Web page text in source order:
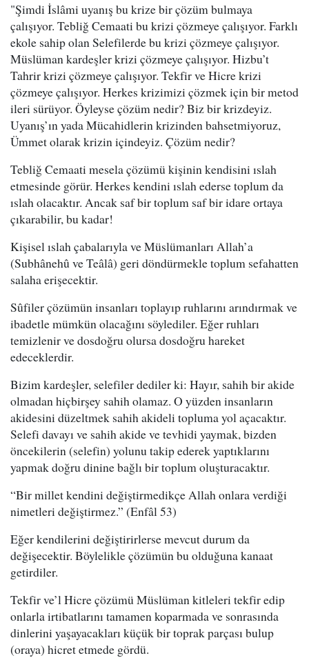
"Şimdi İslâmi uyanış bu krize bir çözüm bulmaya
çalışıyor. Tebliğ Cemaati bu krizi çözmeye çalışıyor. Farklı
ekole sahip olan Selefilerde bu krizi çözmeye çalışıyor.
Müslüman kardeşler krizi çözmeye çalışıyor. Hizbu’t
Tahrir krizi çözmeye çalışıyor. Tekfir ve Hicre krizi
çözmeye çalışıyor. Herkes krizimizi çözmek için bir metod
ileri sürüyor. Öyleyse çözüm nedir? Biz bir krizdeyiz.
Uyanış’ın yada Mücahidlerin krizinden bahsetmiyoruz,
Ümmet olarak krizin içindeyiz. Çözüm nedir?
Tebliğ Cemaati mesela çözümü kişinin kendisini ıslah
etmesinde görür. Herkes kendini ıslah ederse toplum da
ıslah olacaktır. Ancak saf bir toplum saf bir idare ortaya
çıkarabilir, bu kadar!
Kişisel ıslah çabalarıyla ve Müslümanları Allah’a
(Subhânehû ve Teâlâ) geri döndürmekle toplum sefahatten
salaha erişecektir.
Sûfiler çözümün insanları toplayıp ruhlarını arındırmak ve
ibadetle mümkün olacağını söylediler. Eğer ruhları
temizlenir ve dosdoğru olursa dosdoğru hareket
edeceklerdir.
Bizim kardeşler, selefiler dediler ki: Hayır, sahih bir akide
olmadan hiçbirşey sahih olamaz. O yüzden insanların
akidesini düzeltmek sahih akideli topluma yol açacaktır.
Selefi davayı ve sahih akide ve tevhidi yaymak, bizden
öncekilerin (selefin) yolunu takip ederek yaptıklarını
yapmak doğru dinine bağlı bir toplum oluşturacaktır.
“Bir millet kendini değiştirmedikçe Allah onlara verdiği
nimetleri değiştirmez.” (Enfâl 53)
Eğer kendilerini değiştirirlerse mevcut durum da
değişecektir. Böylelikle çözümün bu olduğuna kanaat
getirdiler.
Tekfir ve’l Hicre çözümü Müslüman kitleleri tekfir edip
onlarla irtibatlarını tamamen koparmada ve sonrasında
dinlerini yaşayacakları küçük bir toprak parçası bulup
(oraya) hicret etmede gördü.